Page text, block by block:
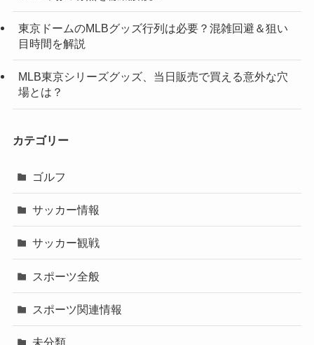
東京ドームのMLBグッズ行列は必要？混雑回避＆狙い
目時間を解説
MLB東京シリーズグッズ、当日販売で買える意外な穴
場とは？
カテゴリー
ゴルフ
サッカー情報
サッカー観戦
スポーツ全般
スポーツ関連情報
未分類